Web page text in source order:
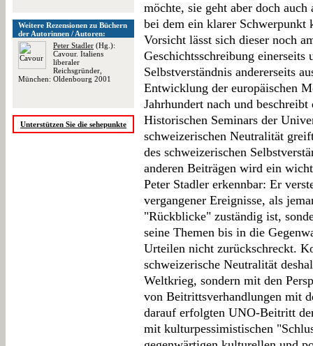
Weitere Rezensionen zu Büchern
der Autorinnen / Autoren:
Peter Stadler (Hg.):
Cavour. Italiens
liberaler
Reichsgründer,
München: Oldenbourg 2001
Unterstützen Sie die sehepunkte
möchte, sie geht aber doch
bei dem ein klarer
Vorsicht lässt sich dieser noch
Geschichtsschreibung einerseits
Selbstverständnis andererseits
Entwicklung der europäischen
Jahrhundert nach und
Historischen Seminars der
schweizerischen Neutralität
des schweizerischen
anderen Beiträgen wird ein
Peter Stadler erkennbar: Er
vergangener Ereignisse, als
"Rückblicke" zuständig ist,
seine Themen bis in die
Urteilen nicht zurückschreckt.
schweizerische Neutralität
Weltkrieg, sondern mit den
von Beitrittsverhandlungen mit
darauf erfolgten UNO-Beitritt
mit kulturpessimistischen